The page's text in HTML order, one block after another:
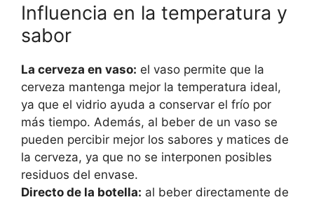
Influencia en la temperatura y
sabor
La cerveza en vaso: el vaso permite que la
cerveza mantenga mejor la temperatura ideal,
ya que el vidrio ayuda a conservar el frío por
más tiempo. Además, al beber de un vaso se
pueden percibir mejor los sabores y matices de
la cerveza, ya que no se interponen posibles
residuos del envase.
Directo de la botella: al beber directamente de